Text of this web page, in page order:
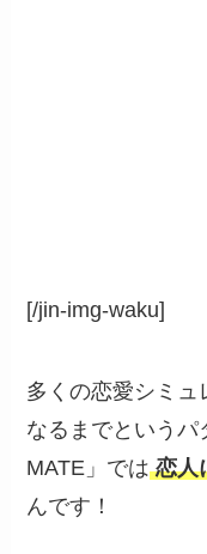
[/jin-img-waku]
多くの恋愛シミュ
なるまでという
MATE」では 恋人
んです！